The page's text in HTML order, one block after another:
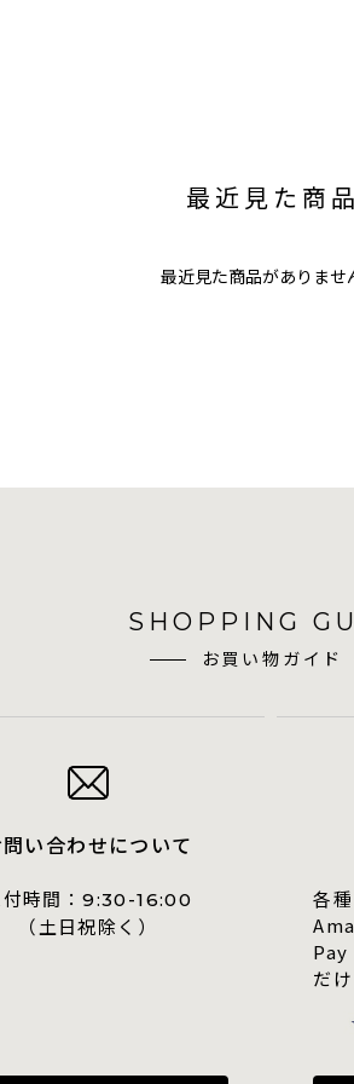
最近見た商品
最近見た商品がありませ
SHOPPING
お買い物ガイド
い合わせについて
時間：9:30-16:00
（土日祝除く）
各
Pay
だけ